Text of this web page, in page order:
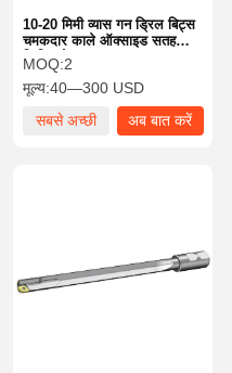
10-20 मिमी व्यास गन ड्रिल बिट्स
चमकदार काले ऑक्साइड सतह
फिनिश के साथ
MOQ:2
मूल्य:40—300 USD
सबसे अच्छी
अब बात करें